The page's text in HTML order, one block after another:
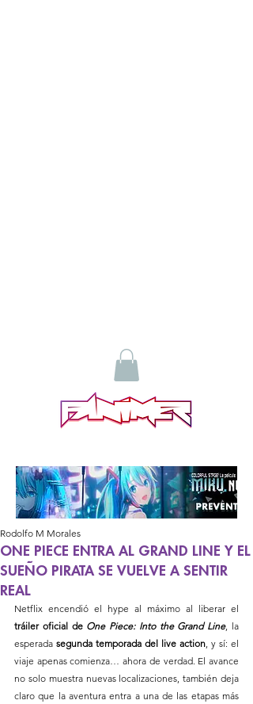
ONE PIECE ENTRA AL GRAND LINE Y EL
SUEÑO PIRATA SE VUELVE A SENTIR
REAL
Rodolfo M Morales
tráiler oficial de One Piece: Into the Grand Line, la
esperada segunda temporada del live action , y sí: el
viaje apenas comienza… ahora de verdad. El avance
no solo muestra nuevas localizaciones, también deja
claro que la aventura entra a una de las etapas más